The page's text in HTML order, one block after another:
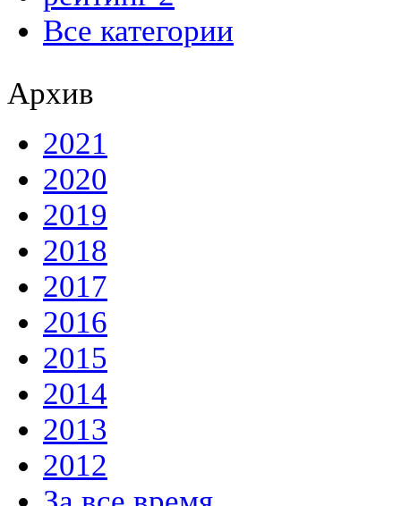
Все категории
Архив
2021
2020
2019
2018
2017
2016
2015
2014
2013
2012